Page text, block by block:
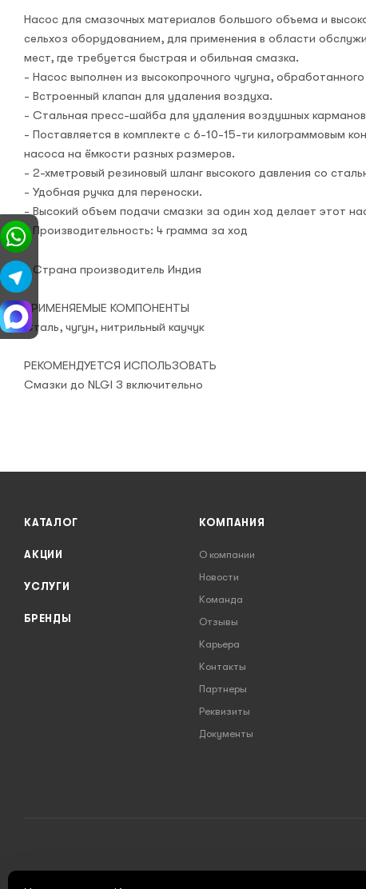
Насос для смазочных материалов большого объема и
сельхоз оборудованием, для применения в области
мест, где требуется быстрая и обильная смазка.
- Насос выполнен из высокопрочного чугуна,
- Встроенный клапан для удаления воздуха.
- Стальная пресс-шайба для удаления воздушных
- Поставляется в комплекте с 6-10-15-ти килограммовым
насоса на ёмкости разных размеров.
- 2-хметровый резиновый шланг высокого давления со
- Удобная ручка для переноски.
- Высокий объем подачи смазки за один ход делает этот
- Производительность: 4 грамма за ход
- Страна производитель Индия
ПРИМЕНЯЕМЫЕ КОМПОНЕНТЫ
Сталь, чугун, нитрильный каучук
РЕКОМЕНДУЕТСЯ ИСПОЛЬЗОВАТЬ
Смазки до NLGI 3 включительно
КАТАЛОГ
АКЦИИ
УСЛУГИ
БРЕНДЫ
КОМПАНИЯ
О компании
Новости
Команда
Отзывы
Карьера
Контакты
Партнеры
Реквизиты
Документы